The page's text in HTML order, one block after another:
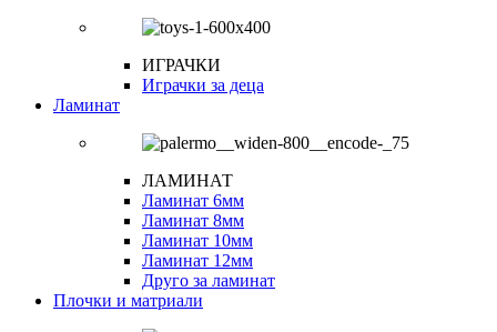
ИГРАЧКИ
Играчки за деца
Ламинат
ЛАМИНАТ
Ламинат 6мм
Ламинат 8мм
Ламинат 10мм
Ламинат 12мм
Друго за ламинат
Плочки и матриали